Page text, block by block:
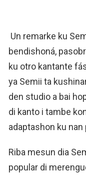
Un remarke ku
bendishoná,
ku otro kantante
ya Semii ta
den studio a bai
di kanto i tambe
adaptashon ku nan
Riba mesun dia
popular di